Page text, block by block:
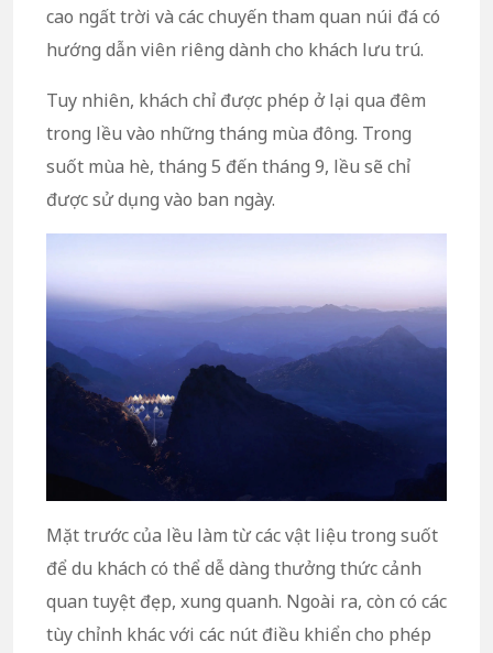
cao ngất trời và các chuyến tham quan núi đá có
hướng dẫn viên riêng dành cho khách lưu trú.
Tuy nhiên, khách chỉ được phép ở lại qua đêm
trong lều vào những tháng mùa đông. Trong
suốt mùa hè, tháng 5 đến tháng 9, lều sẽ chỉ
được sử dụng vào ban ngày.
Mặt trước của lều làm từ các vật liệu trong suốt
để du khách có thể dễ dàng thưởng thức cảnh
quan tuyệt đẹp, xung quanh. Ngoài ra, còn có các
tùy chỉnh khác với các nút điều khiển cho phép